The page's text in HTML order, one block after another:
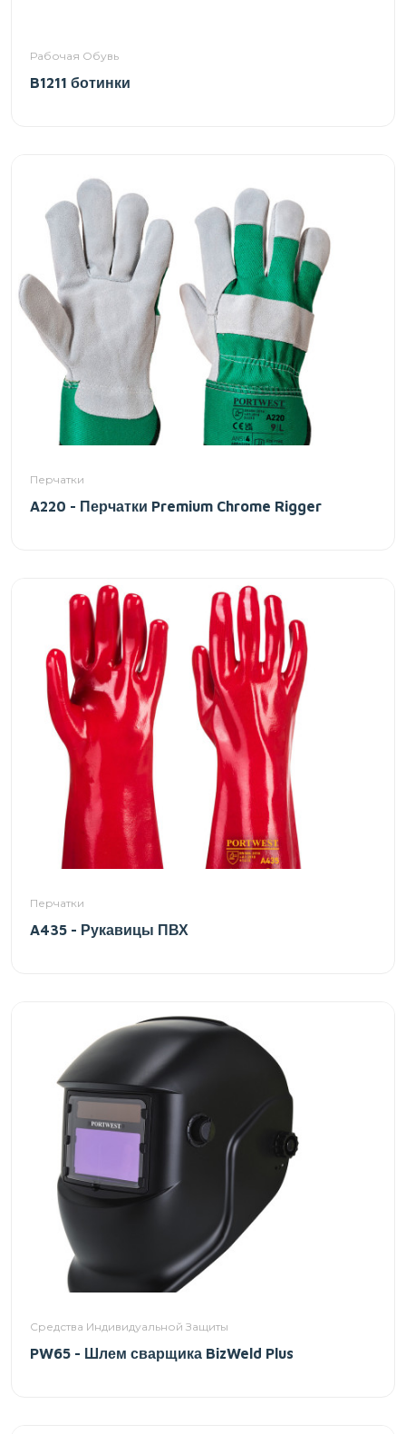
Рабочая Обувь
B1211 ботинки
Перчатки
A220 - Перчатки Premium Chrome Rigger
Перчатки
A435 - Рукавицы ПВХ
Средства Индивидуальной Защиты
PW65 - Шлем сварщика BizWeld Plus